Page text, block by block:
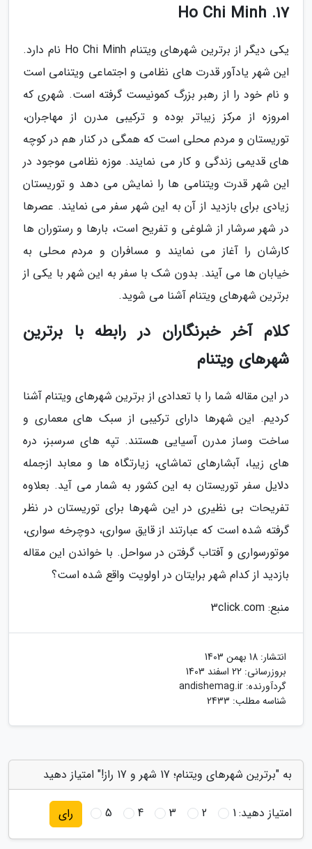
17. Ho Chi Minh
یکی دیگر از برترین شهرهای ویتنام Ho Chi Minh نام دارد.
این شهر یادآور قدرت های نظامی و اجتماعی ویتنامی است
و نام خود را از رهبر بزرگ کمونیست گرفته است. شهری که
امروزه از مرکز زیباتر بوده و ترکیبی مدرن از مهاجران،
توریستان و مردم محلی است که همگی در کنار هم در کوچه
های قدیمی زندگی و کار می نمایند. موزه نظامی موجود در
این شهر قدرت ویتنامی ها را نمایش می دهد و توریستان
زیادی برای بازدید از آن به این شهر سفر می نمایند. عصرها
در شهر سرشار از شلوغی و تفریح است، بارها و رستوران ها
کارشان را آغاز می نمایند و مسافران و مردم محلی به
خیابان ها می آیند. بدون شک با سفر به این شهر با یکی از
برترین شهرهای ویتنام آشنا می شوید.
کلام آخر خبرنگاران در رابطه با برترین
شهرهای ویتنام
در این مقاله شما را با تعدادی از برترین شهرهای ویتنام آشنا
کردیم. این شهرها دارای ترکیبی از سبک های معماری و
ساخت وساز مدرن آسیایی هستند. تپه های سرسبز، دره
های زیبا، آبشارهای تماشای، زیارتگاه ها و معابد ازجمله
دلایل سفر توریستان به این کشور به شمار می آید. بعلاوه
تفریحات بی نظیری در این شهرها برای توریستان در نظر
گرفته شده است که عبارتند از قایق سواری، دوچرخه سواری،
موتورسواری و آفتاب گرفتن در سواحل. با خواندن این مقاله
بازدید از کدام شهر برایتان در اولویت واقع شده است؟
منبع: 3click.com
انتشار: 18 بهمن 1403
بروزرسانی: 22 اسفند 1403
گردآورنده: andishemag.ir
شناسه مطلب: 2433
به "برترین شهرهای ویتنام؛ 17 شهر و 17 راز!" امتیاز دهید
امتیاز دهید:1
2
3
4
5 رای